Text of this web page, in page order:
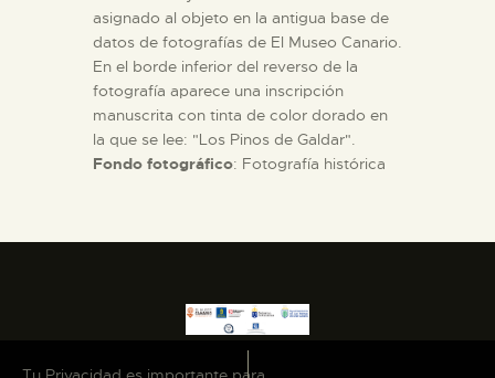
asignado al objeto en la antigua base de
datos de fotografías de El Museo Canario.
En el borde inferior del reverso de la
fotografía aparece una inscripción
manuscrita con tinta de color dorado en
la que se lee: "Los Pinos de Galdar".
Fondo fotográfico: Fotografía histórica